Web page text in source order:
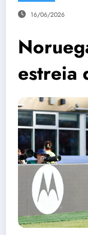
16/06/2026
estreia